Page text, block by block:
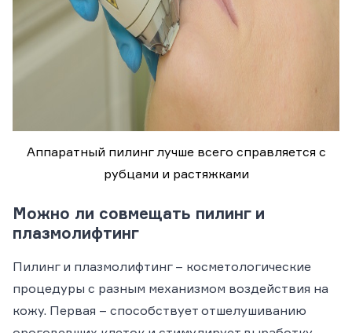
Аппаратный пилинг лучше всего справляется с
рубцами и растяжками
Можно ли совмещать пилинг и
плазмолифтинг
Пилинг и плазмолифтинг – косметологические
процедуры с разным механизмом воздействия на
кожу. Первая – способствует отшелушиванию